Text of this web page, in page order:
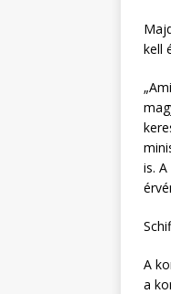
kell
is.
A
a